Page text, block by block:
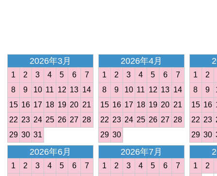
2026年3月
1 2 3 4 5 6
7
8
9 10 11 12 13 14
15 16 17 18 19 20 21
22 23 24 25 26 27 28
29 30 31
2026年4月
1 2 3 4 5 6
7
8
9 10 11 12 13 14
15 16 17 18 19 20 21
22 23 24 25 26 27 28
29 30
1
2
8
9
15 16
22 23
29 30
2026年6月
1 2 3 4 5 6
7
2026年7月
1 2 3 4 5 6
7
1
2